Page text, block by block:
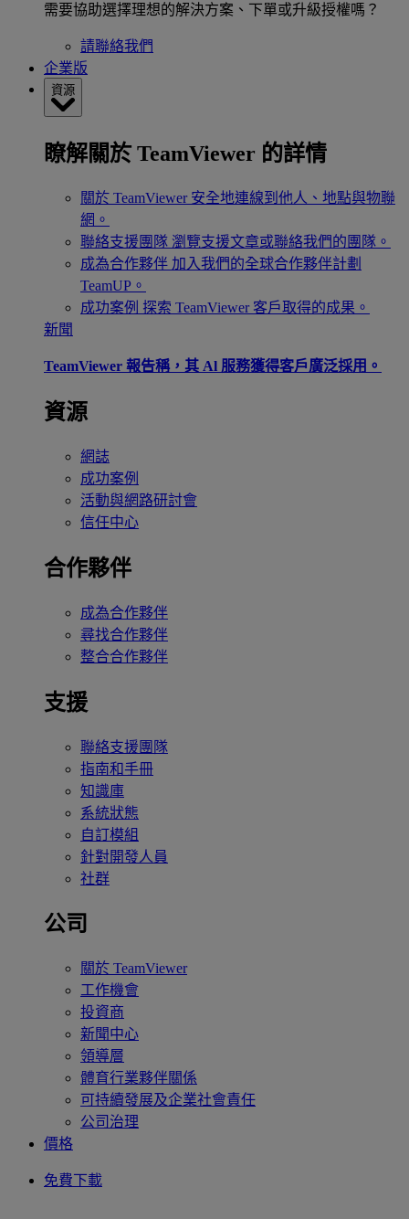
需要協助選擇理想的解決方案、下單或升級授權嗎？
請聯絡我們
企業版
資源
瞭解關於 TeamViewer 的詳情
關於 TeamViewer 安全地連線到他人、地點與物聯
網。
聯絡支援團隊 瀏覽支援文章或聯絡我們的團隊。
成為合作夥伴 加入我們的全球合作夥伴計劃
TeamUP。
成功案例 探索 TeamViewer 客戶取得的成果。
新聞
TeamViewer 報告稱，其 Al 服務獲得客戶廣泛採用。
資源
網誌
成功案例
活動與網路研討會
信任中心
合作夥伴
成為合作夥伴
尋找合作夥伴
整合合作夥伴
支援
聯絡支援團隊
指南和手冊
知識庫
系統狀態
自訂模組
針對開發人員
社群
公司
關於 TeamViewer
工作機會
投資商
新聞中心
領導層
體育行業夥伴關係
可持續發展及企業社會責任
公司治理
價格
免費下載